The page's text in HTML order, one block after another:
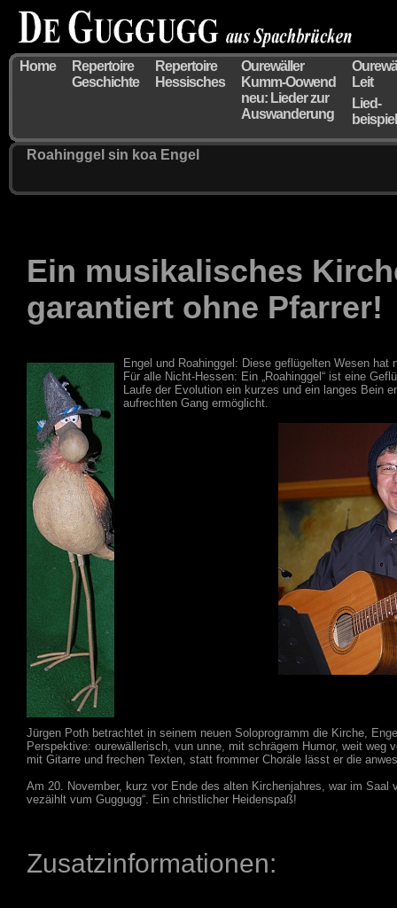
Home
Repertoire
Geschichte
Repertoire
Hessisches
Ourewäller
Kumm-Oowend
neu: Lieder zur
Auswanderung
Leit
Lied-
Roahinggel sin koa Engel
Ein musikalisches
garantiert ohne Pfarrer!
Engel und Roahinggel: Diese geflügelten Wesen
Für alle Nicht-Hessen: Ein „Roahinggel“ ist eine
Laufe der Evolution ein kurzes und ein langes Bein
aufrechten Gang ermöglicht.
Jürgen Poth betrachtet in seinem neuen Soloprogramm die Kirche,
Perspektive: ourewällerisch, vun unne, mit schrägem Humor, weit
mit Gitarre und frechen Texten, statt frommer Choräle lässt er die
Am 20. November, kurz vor Ende des alten Kirchenjahres, war im Saal
vezäihlt vum Guggugg“. Ein christlicher Heidenspaß!
Zusatzinformationen: